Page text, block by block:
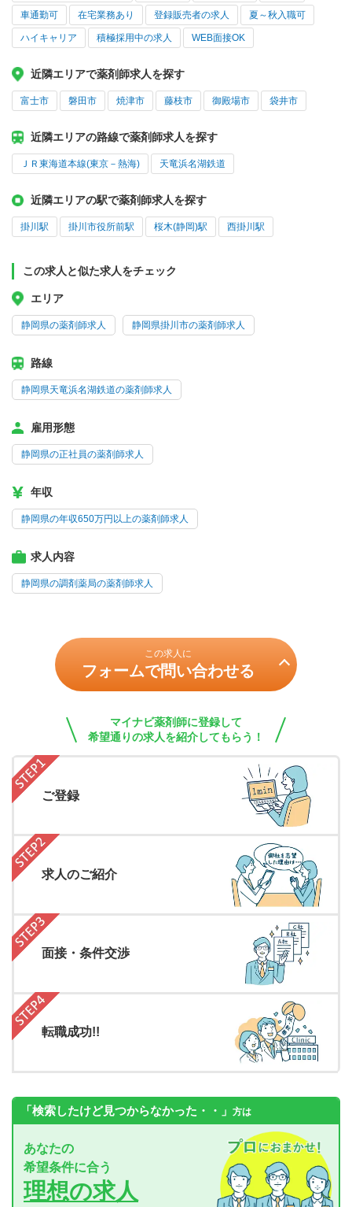
車通勤可 在宅業務あり 登録販売者の求人 夏～秋入職可
ハイキャリア 積極採用中の求人 WEB面接OK
近隣エリアで薬剤師求人を探す
富士市 磐田市 焼津市 藤枝市 御殿場市 袋井市
近隣エリアの路線で薬剤師求人を探す
ＪＲ東海道本線(東京－熱海) 天竜浜名湖鉄道
近隣エリアの駅で薬剤師求人を探す
掛川駅 掛川市役所前駅 桜木(静岡)駅 西掛川駅
この求人と似た求人をチェック
エリア
静岡県の薬剤師求人 静岡県掛川市の薬剤師求人
路線
静岡県天竜浜名湖鉄道の薬剤師求人
雇用形態
静岡県の正社員の薬剤師求人
年収
静岡県の年収650万円以上の薬剤師求人
求人内容
静岡県の調剤薬局の薬剤師求人
この求人に
フォームで問い合わせる
マイナビ薬剤師に登録して
希望通りの求人を紹介してもらう！
ご登録
求人のご紹介
面接・条件交渉
転職成功!!
「検索したけど見つからなかった・・」 方は
あなたの
希望条件に合う
理想の求人